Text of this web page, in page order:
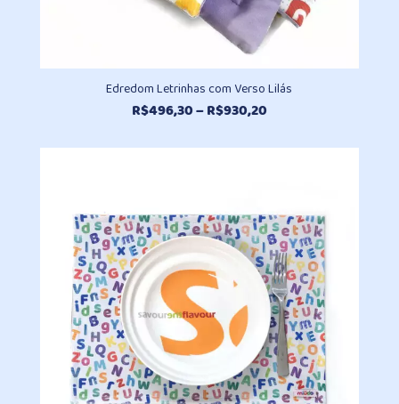
Edredom Letrinhas com Verso Lilás
R$496,30–R$930,20Faixa
preço: